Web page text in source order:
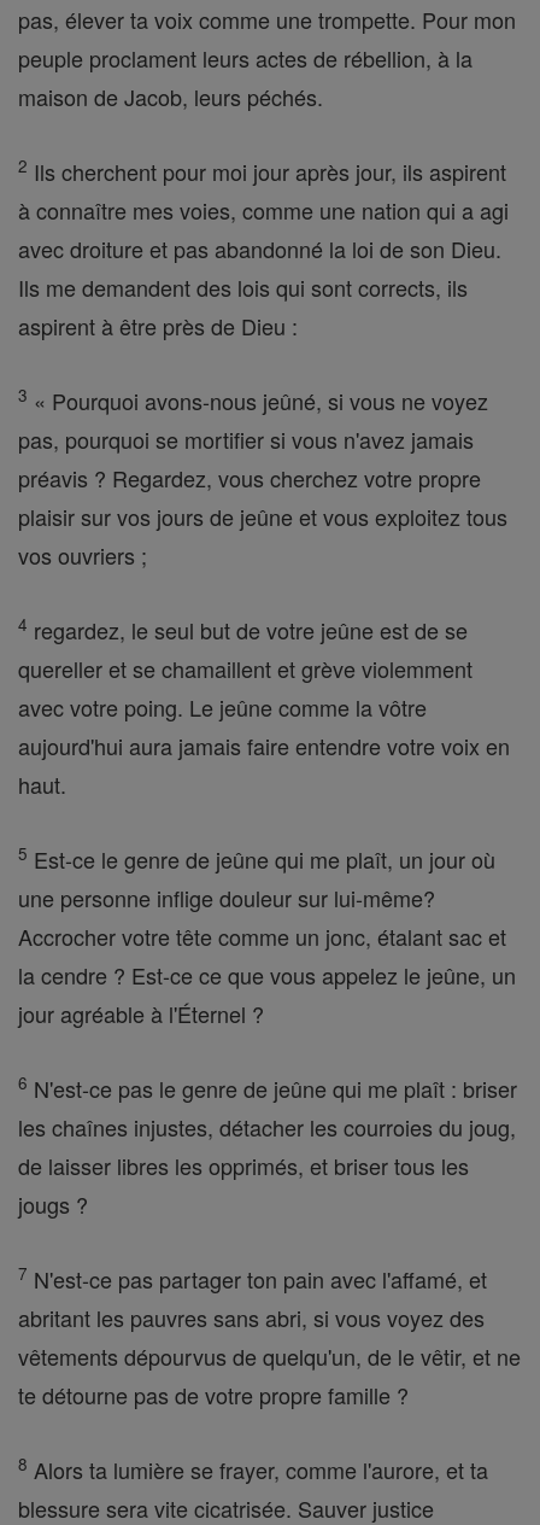
pas, élever ta voix comme une trompette. Pour mon
peuple proclament leurs actes de rébellion, à la
maison de Jacob, leurs péchés.
2 Ils cherchent pour moi jour après jour, ils aspirent
à connaître mes voies, comme une nation qui a agi
avec droiture et pas abandonné la loi de son Dieu.
Ils me demandent des lois qui sont corrects, ils
aspirent à être près de Dieu :
3 « Pourquoi avons-nous jeûné, si vous ne voyez
pas, pourquoi se mortifier si vous n'avez jamais
préavis ? Regardez, vous cherchez votre propre
plaisir sur vos jours de jeûne et vous exploitez tous
vos ouvriers ;
4 regardez, le seul but de votre jeûne est de se
quereller et se chamaillent et grève violemment
avec votre poing. Le jeûne comme la vôtre
aujourd'hui aura jamais faire entendre votre voix en
haut.
5 Est-ce le genre de jeûne qui me plaît, un jour où
une personne inflige douleur sur lui-même?
Accrocher votre tête comme un jonc, étalant sac et
la cendre ? Est-ce ce que vous appelez le jeûne, un
jour agréable à l'Éternel ?
6 N'est-ce pas le genre de jeûne qui me plaît : briser
les chaînes injustes, détacher les courroies du joug,
de laisser libres les opprimés, et briser tous les
jougs ?
7 N'est-ce pas partager ton pain avec l'affamé, et
abritant les pauvres sans abri, si vous voyez des
vêtements dépourvus de quelqu'un, de le vêtir, et ne
te détourne pas de votre propre famille ?
8 Alors ta lumière se frayer, comme l'aurore, et ta
blessure sera vite cicatrisée. Sauver justice